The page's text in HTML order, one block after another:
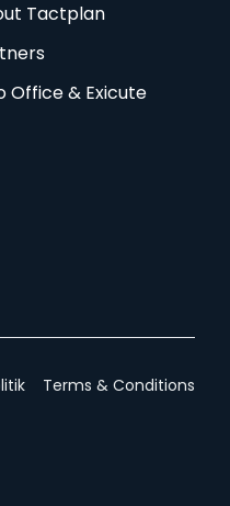
Tactplan
Office & Exicute
Terms & Conditions